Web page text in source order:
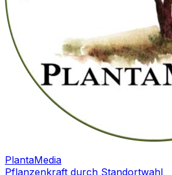
PlantaMedia
Pflanzenkraft durch Standortwahl